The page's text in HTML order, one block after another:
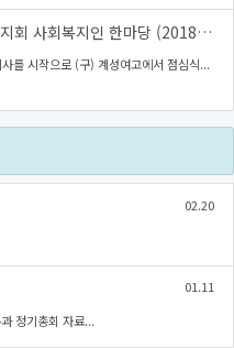
서울가톨릭사회복지회 사회복지인 한마당 (2018.09.28)
를 시작으로 (구) 계성여고에서 점심식...
02.20
01.11
정기총회 자료...